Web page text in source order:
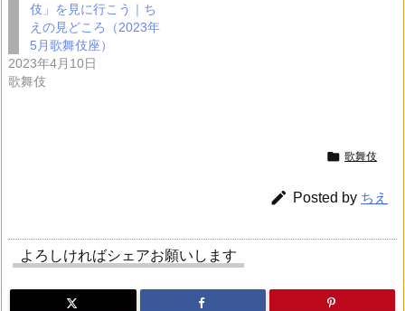
伎」を見に行こう｜ち
えの見どころ（2023年
5月歌舞伎座）
2023年4月10日
歌舞伎
 歌舞伎
 Posted by ちえ
よろしければシェアお願いします